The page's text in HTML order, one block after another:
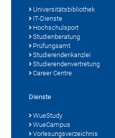
Universitätsbibliothek
IT-Dienste
Hochschulsport
Studienberatung
Prüfungsamt
Studierendenkanzlei
Studierendenvertretung
Career Centre
Dienste
WueStudy
WueCampus
Vorlesungsverzeichnis